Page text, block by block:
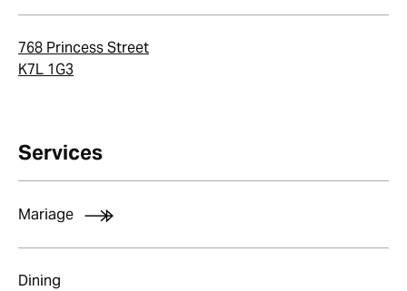
768 Princess Street
K7L 1G3
Services
Mariage
Dining